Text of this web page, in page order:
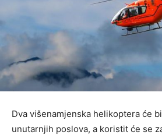
Dva višenamjenska helikoptera će
unutarnjih poslova, a koristit će se